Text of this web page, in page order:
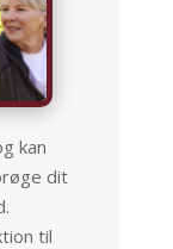
kan
dit
til